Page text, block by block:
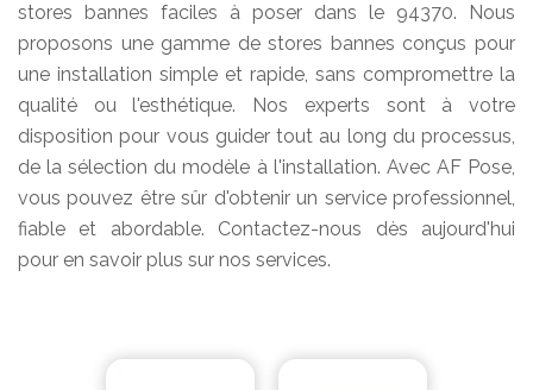
stores bannes faciles à poser dans le 94370. Nous
proposons une gamme de stores bannes conçus pour
une installation simple et rapide, sans compromettre la
qualité ou l'esthétique. Nos experts sont à votre
disposition pour vous guider tout au long du processus,
de la sélection du modèle à l'installation. Avec AF Pose,
vous pouvez être sûr d'obtenir un service professionnel,
fiable et abordable. Contactez-nous dès aujourd'hui
pour en savoir plus sur nos services.